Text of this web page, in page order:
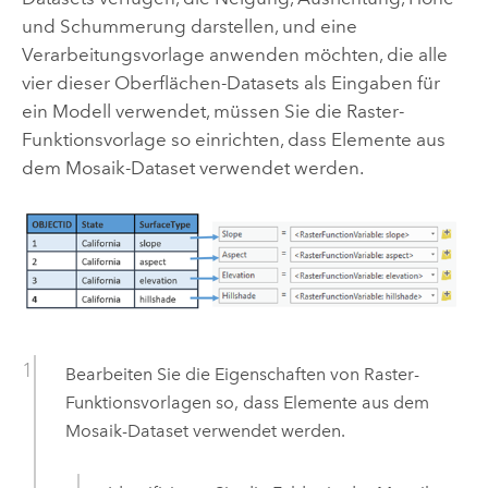
und Schummerung darstellen, und eine
Verarbeitungsvorlage anwenden möchten, die alle
vier dieser Oberflächen-Datasets als Eingaben für
ein Modell verwendet, müssen Sie die Raster-
Funktionsvorlage so einrichten, dass Elemente aus
dem Mosaik-Dataset verwendet werden.
Bearbeiten Sie die Eigenschaften von Raster-
Funktionsvorlagen so, dass Elemente aus dem
Mosaik-Dataset verwendet werden.